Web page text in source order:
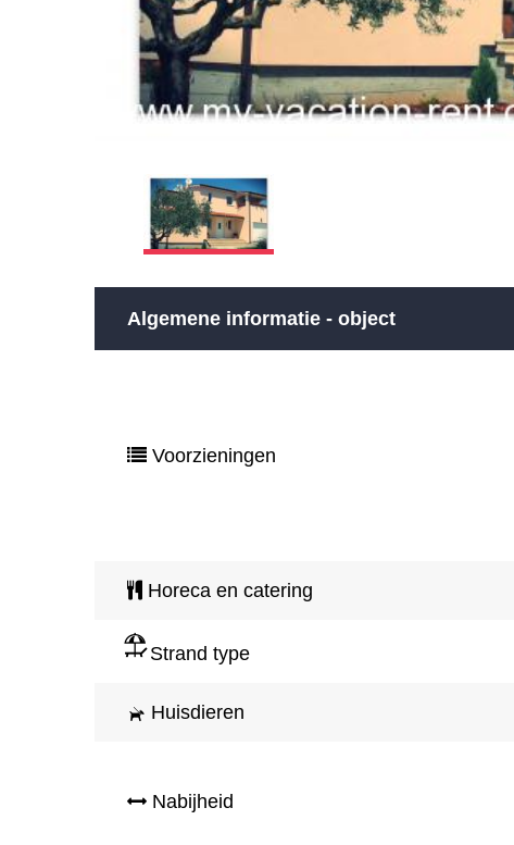
Algemene informatie - object
Voorzieningen
Horeca en catering
Strand type
Huisdieren
Nabijheid